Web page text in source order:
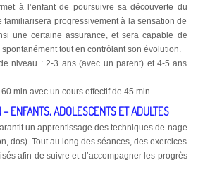
à l’enfant de poursuivre sa découverte du
familiarisera progressivement à la sensation de
une certaine assurance, et sera capable de
spontanément tout en contrôlant son évolution.
niveau : 2-3 ans (avec un parent) et 4-5 ans
60 min avec un cours effectif de 45 min.
– ENFANTS, ADOLESCENTS ET ADULTES
un apprentissage des techniques de nage
dos). Tout au long des séances, des exercices
afin de suivre et d’accompagner les progrès